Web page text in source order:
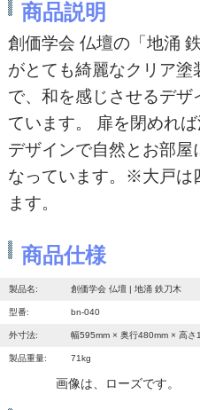
商品説明
創価学会 仏壇の「地涌
がとても綺麗なクリア
で、和を感じさせるデザ
ています。 扉を閉めれ
デザインで自然とお部屋
なっています。※大戸は
ます。
商品仕様
製品名: 創価学会 仏壇 | 地涌 鉄刀木
型番: bn-040
外寸法: 幅595mm × 奥行480mm × 高さ
製品重量: 71kg
画像は、ローズです。